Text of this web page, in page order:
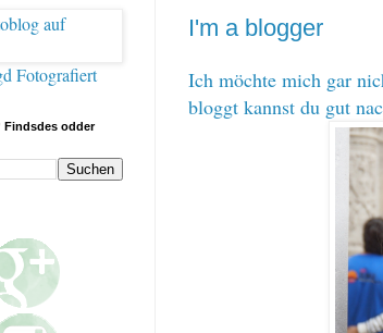
I'm a blogger
Ich möchte mich gar
bloggt kannst du gut
Fotografiert
Findsdes odder